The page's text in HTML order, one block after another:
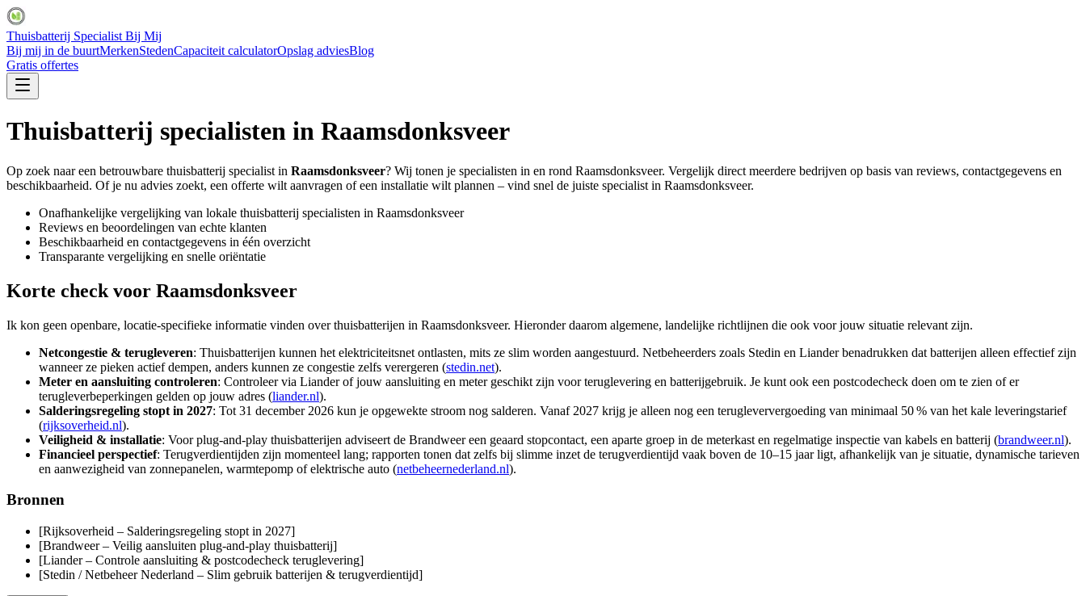
Thuisbatterij Specialist Bij Mij
Bij mij in de buurtMerkenStedenCapaciteit calculatorOpslag adviesBlog
Gratis offertes
Thuisbatterij specialisten in Raamsdonksveer
Op zoek naar een betrouwbare thuisbatterij specialist in Raamsdonksveer? Wij tonen je specialisten in en rond Raamsdonksveer. Vergelijk direct meerdere bedrijven op basis van reviews, contactgegevens en
beschikbaarheid. Of je nu advies zoekt, een offerte wilt aanvragen of een installatie wilt plannen – vind snel de juiste specialist in Raamsdonksveer.
Onafhankelijke vergelijking van lokale thuisbatterij specialisten in Raamsdonksveer
Reviews en beoordelingen van echte klanten
Beschikbaarheid en contactgegevens in één overzicht
Transparante vergelijking en snelle oriëntatie
Korte check voor Raamsdonksveer
Ik kon geen openbare, locatie-specifieke informatie vinden over thuisbatterijen in Raamsdonksveer. Hieronder daarom algemene, landelijke richtlijnen die ook voor jouw situatie relevant zijn.
Netcongestie & terugleveren: Thuisbatterijen kunnen het elektriciteitsnet ontlasten, mits ze slim worden aangestuurd. Netbeheerders zoals Stedin en Liander benadrukken dat batterijen alleen effectief zijn
wanneer ze pieken actief dempen, anders kunnen ze congestie zelfs verergeren (stedin.net).
Meter en aansluiting controleren: Controleer via Liander of jouw aansluiting en meter geschikt zijn voor teruglevering en batterijgebruik. Je kunt ook een postcodecheck doen om te zien of er
terugleverbeperkingen gelden op jouw adres (liander.nl).
Salderingsregeling stopt in 2027: Tot 31 december 2026 kun je opgewekte stroom nog salderen. Vanaf 2027 krijg je alleen nog een terugleververgoeding van minimaal 50 % van het kale leveringstarief
(rijksoverheid.nl).
Veiligheid & installatie: Voor plug-and-play thuisbatterijen adviseert de Brandweer een geaard stopcontact, een aparte groep in de meterkast en regelmatige inspectie van kabels en batterij (brandweer.nl).
Financieel perspectief: Terugverdientijden zijn momenteel lang; rapporten tonen dat zelfs bij slimme inzet de terugverdientijd vaak boven de 10–15 jaar ligt, afhankelijk van je situatie, dynamische tarieven
en aanwezigheid van zonnepanelen, warmtepomp of elektrische auto (netbeheernederland.nl).
Bronnen
[Rijksoverheid – Salderingsregeling stopt in 2027]
[Brandweer – Veilig aansluiten plug‑and‑play thuisbatterij]
[Liander – Controle aansluiting & postcodecheck teruglevering]
[Stedin / Netbeheer Nederland – Slim gebruik batterijen & terugverdientijd]